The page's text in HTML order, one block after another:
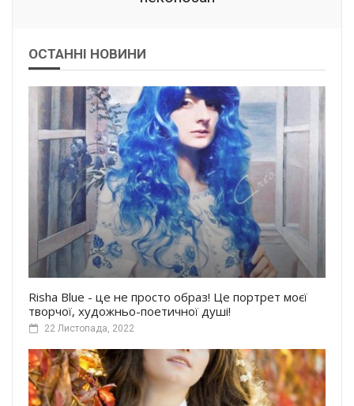
ОСТАННІ НОВИНИ
Risha Blue - це не просто образ! Це портрет моєї
творчої, художньо-поетичної душі!
22 Листопада, 2022